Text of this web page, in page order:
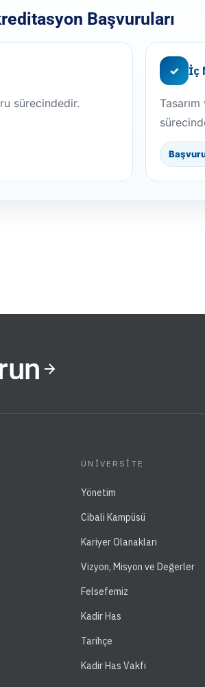
Başvuruları
sürecindedir.
✓ İç
ÜNIVERSITE
Yönetim
Cibali Kampüsü
Kariyer Olanakları
Vizyon, Misyon ve Değerler
Felsefemiz
Kadir Has
Tarihçe
Kadir Has Vakfı